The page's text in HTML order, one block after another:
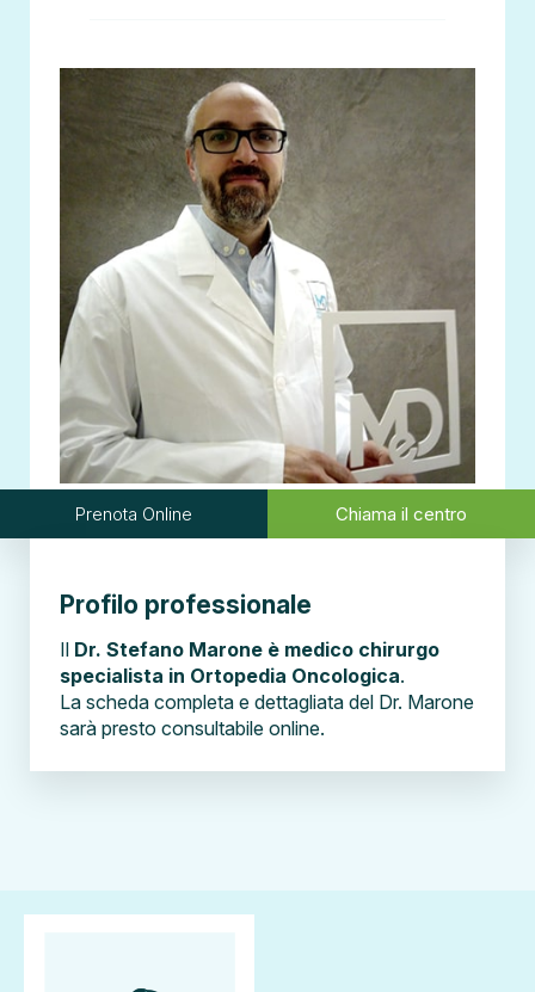
Prenota Online Chiama il centro
Profilo professionale
Il Dr. Stefano Marone è medico chirurgo
specialista in Ortopedia Oncologica.
La scheda completa e dettagliata del Dr. Marone
sarà presto consultabile online.